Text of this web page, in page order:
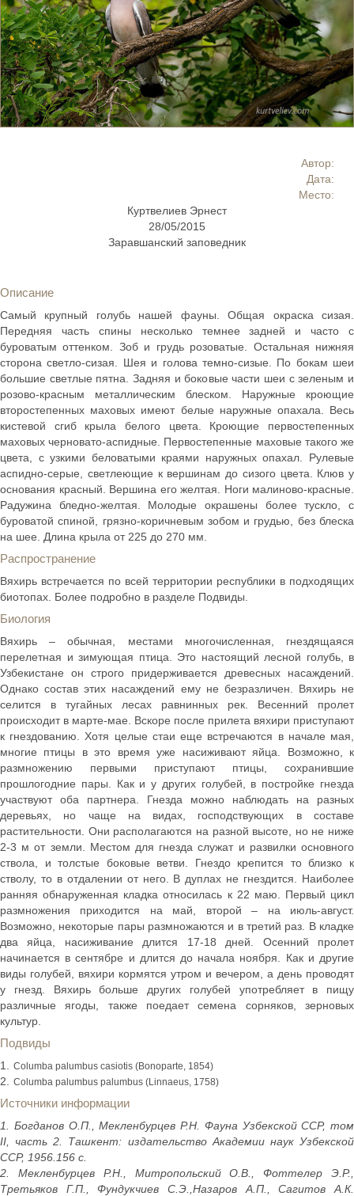
Автор:
Дата:
Место:
Куртвелиев Эрнест
28/05/2015
Заравшанский заповедник
Описание
Самый крупный голубь нашей фауны. Общая окраска сизая.
Передняя часть спины несколько темнее задней и часто с
буроватым оттенком. Зоб и грудь розоватые. Остальная нижняя
сторона светло-сизая. Шея и голова темно-сизые. По бокам шеи
большие светлые пятна. Задняя и боковые части шеи с зеленым и
розово-красным металлическим блеском. Наружные кроющие
второстепенных маховых имеют белые наружные опахала. Весь
кистевой сгиб крыла белого цвета. Кроющие первостепенных
маховых черновато-аспидные. Первостепенные маховые такого же
цвета, с узкими беловатыми краями наружных опахал. Рулевые
аспидно-серые, светлеющие к вершинам до сизого цвета. Клюв у
основания красный. Вершина его желтая. Ноги малиново-красные.
Радужина бледно-желтая. Молодые окрашены более тускло, с
буроватой спиной, грязно-коричневым зобом и грудью, без блеска
на шее. Длина крыла от 225 до 270 мм.
Распространение
Вяхирь встречается по всей территории республики в подходящих
биотопах. Более подробно в разделе Подвиды.
Биология
Вяхирь – обычная, местами многочисленная, гнездящаяся
перелетная и зимующая птица. Это настоящий лесной голубь, в
Узбекистане он строго придерживается древесных насаждений.
Однако состав этих насаждений ему не безразличен. Вяхирь не
селится в тугайных лесах равнинных рек. Весенний пролет
происходит в марте-мае. Вскоре после прилета вяхири приступают
к гнездованию. Хотя целые стаи еще встречаются в начале мая,
многие птицы в это время уже насиживают яйца. Возможно, к
размножению первыми приступают птицы, сохранившие
прошлогодние пары. Как и у других голубей, в постройке гнезда
участвуют оба партнера. Гнезда можно наблюдать на разных
деревьях, но чаще на видах, господствующих в составе
растительности. Они располагаются на разной высоте, но не ниже
2-3 м от земли. Местом для гнезда служат и развилки основного
ствола, и толстые боковые ветви. Гнездо крепится то близко к
стволу, то в отдалении от него. В дуплах не гнездится. Наиболее
ранняя обнаруженная кладка относилась к 22 маю. Первый цикл
размножения приходится на май, второй – на июль-август.
Возможно, некоторые пары размножаются и в третий раз. В кладке
два яйца, насиживание длится 17-18 дней. Осенний пролет
начинается в сентябре и длится до начала ноября. Как и другие
виды голубей, вяхири кормятся утром и вечером, а день проводят
у гнезд. Вяхирь больше других голубей употребляет в пищу
различные ягоды, также поедает семена сорняков, зерновых
культур.
Подвиды
Columba palumbus casiotis (Bonoparte, 1854)
Columba palumbus palumbus (Linnaeus, 1758)
Источники информации
1. Богданов О.П., Мекленбурцев Р.Н. Фауна Узбекской ССР, том
II, часть 2. Ташкент: издательство Академии наук Узбекской
ССР, 1956.156 с.
2. Мекленбурцев Р.Н., Митропольский О.В., Фоттелер Э.Р.,
Третьяков Г.П., Фундукчиев С.Э.,Назаров А.П., Сагитов А.К.